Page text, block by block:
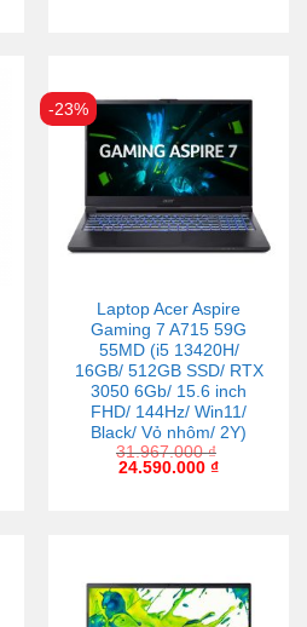
-23%
Laptop Acer Aspire
Gaming 7 A715 59G
55MD (i5 13420H/
16GB/ 512GB SSD/ RTX
3050 6Gb/ 15.6 inch
FHD/ 144Hz/ Win11/
Black/ Vỏ nhôm/ 2Y)
31.967.000₫
24.590.000 ₫